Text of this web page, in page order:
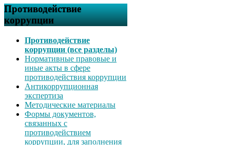
Противодействие
коррупции
Противодействие
коррупции (все разделы)
Нормативные правовые и
иные акты в сфере
противодействия коррупции
Антикоррупционная
экспертиза
Методические материалы
Формы документов,
связанных с
противодействием
коррупции, для заполнения